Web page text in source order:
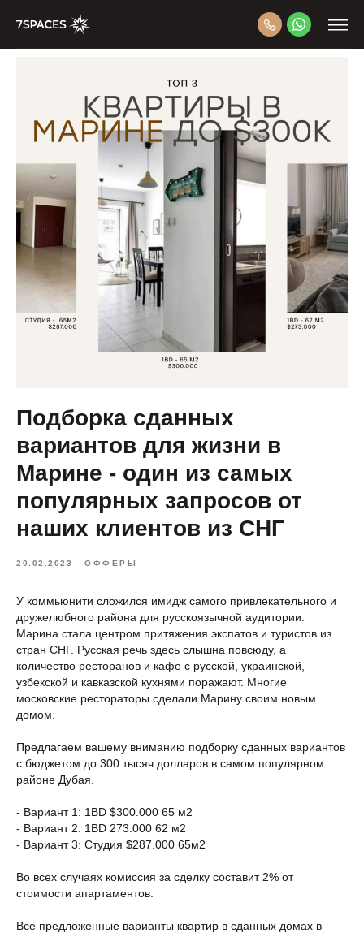
Подборка сданных
вариантов для жизни в
Марине - один из самых
популярных запросов от
наших клиентов из СНГ
20.02.2023 ОФФЕРЫ
У коммьюнити сложился имидж самого привлекательного и
дружелюбного района для русскоязычной аудитории.
Марина стала центром притяжения экспатов и туристов из
стран СНГ. Русская речь здесь слышна повсюду, а
количество ресторанов и кафе с русской, украинской,
узбекской и кавказской кухнями поражают. Многие
московские рестораторы сделали Марину своим новым
домом.
Предлагаем вашему вниманию подборку сданных вариантов
с бюджетом до 300 тысяч долларов в самом популярном
районе Дубая.
- Вариант 1: 1BD $300.000 65 м2
- Вариант 2: 1BD 273.000 62 м2
- Вариант 3: Студия $287.000 65м2
Во всех случаях комиссия за сделку составит 2% от
стоимости апартаментов.
Все предложенные варианты квартир в сданных домах в